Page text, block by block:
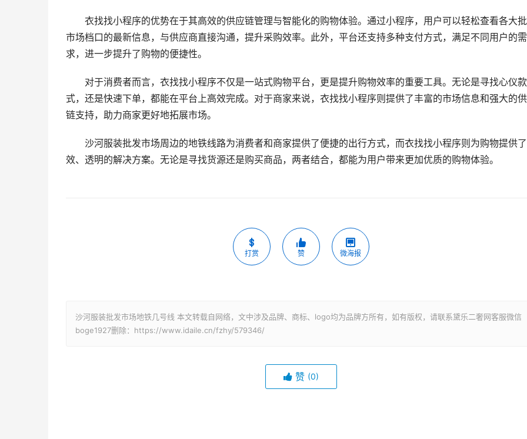
衣找找小程序的优势在于其高效的供应链管理与智能化的购物体验。通过小程序，用户可以轻松查看各大
市场档口的最新信息，与供应商直接沟通，提升采购效率。此外，平台还支持多种支付方式，满足不同用户的需
求，进一步提升了购物的便捷性。
对于消费者而言，衣找找小程序不仅是一站式购物平台，更是提升购物效率的重要工具。无论是寻找心仪款
式，还是快速下单，都能在平台上高效完成。对于商家来说，衣找找小程序则提供了丰富的市场信息和强大的
链支持，助力商家更好地拓展市场。
沙河服装批发市场周边的地铁线路为消费者和商家提供了便捷的出行方式，而衣找找小程序则为购物提供
效、透明的解决方案。无论是寻找货源还是购买商品，两者结合，都能为用户带来更加优质的购物体验。
打赏 赞 微海报
沙河服装批发市场地铁几号线 本文转载自网络，文中涉及品牌、商标、logo均为品牌方所有，如有版权，请联系黛乐二奢网客服微信
boge1927删除：https://www.idaile.cn/fzhy/579346/
赞 (0)